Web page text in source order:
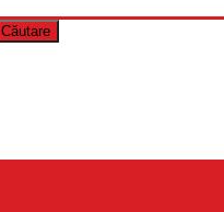
Căutare